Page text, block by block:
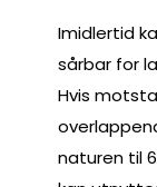
Imidlertid
sårbar for
Hvis
naturen til